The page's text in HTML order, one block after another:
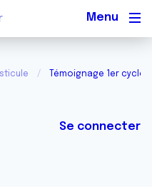
Témoignage 1er cycle
Se connecter